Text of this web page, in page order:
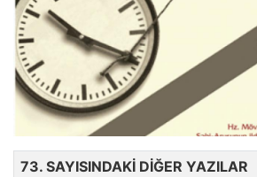
73. SAYISINDAKİ DİĞER YAZILAR